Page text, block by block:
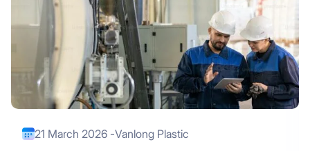
21 March 2026 -Vanlong Plastic